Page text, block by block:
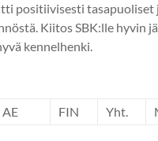
positiivisesti tasapuoliset
Kiitos SBK:lle hyvin
kennelhenki.
AE FIN Yht.